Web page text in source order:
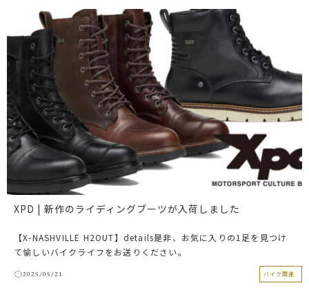
XPD | 新作のライディングブーツが入荷しました
【X-NASHVILLE H2OUT】details是非、お気に入りの1足を見つけ
て愉しいバイクライフをお送りください。
2025/05/21 バイク関連